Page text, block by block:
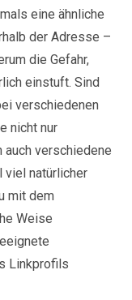
eine ähnliche
der Adresse –
die Gefahr,
einstuft. Sind
verschiedenen
nicht nur
verschiedene
viel natürlicher
mit dem
Weise
Linkprofils